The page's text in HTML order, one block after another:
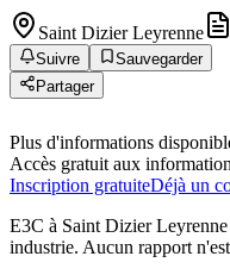
Saint Dizier Leyrenne
Suivre
Sauvegarder
Partager
Plus d'informations
Accès gratuit aux
Inscription gratuiteDéjà un
E3C à Saint Dizier
industrie. Aucun rapport